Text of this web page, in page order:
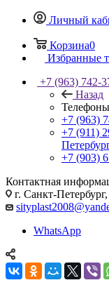
Личный
Корзина0
Избранные
+7 (963) 742-
Назад
Телефоны
+7 (963)
+7 (911)
+7 (903)
Контактная
г. Санкт-
WhatsApp